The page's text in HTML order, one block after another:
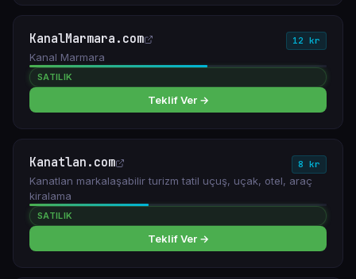
KanalMarmara.com 12 kr
Kanal Marmara
SATILIK
Teklif Ver →
Kanatlan.com 8 kr
Kanatlan markalaşabilir turizm tatil uçuş, uçak, otel, araç
kiralama
SATILIK
Teklif Ver →